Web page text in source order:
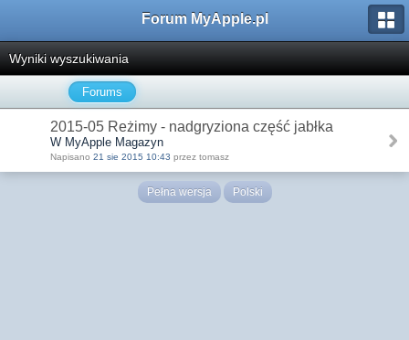
Forum MyApple.pl
Wyniki wyszukiwania
Forums
2015-05 Reżimy - nadgryziona część jabłka
W MyApple Magazyn
Napisano 21 sie 2015 10:43 przez tomasz
Pełna wersja Polski